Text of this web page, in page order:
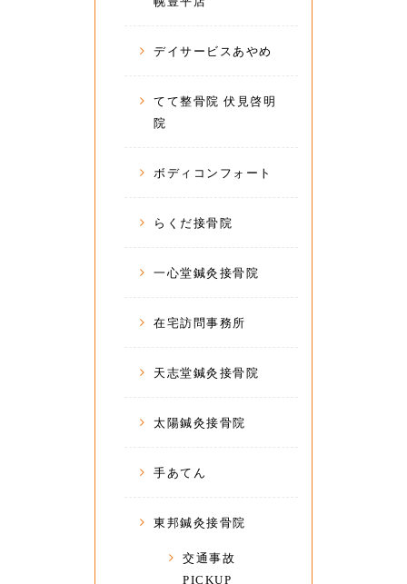
デイサービスあやめ
てて整骨院 伏見啓明
院
ボディコンフォート
らくだ接骨院
一心堂鍼灸接骨院
在宅訪問事務所
天志堂鍼灸接骨院
太陽鍼灸接骨院
手あてん
東邦鍼灸接骨院
交通事故
PICKUP